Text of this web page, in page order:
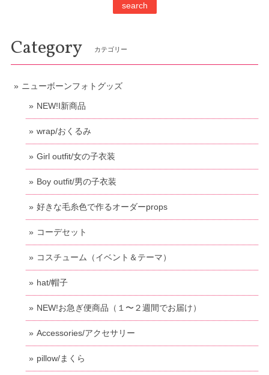
search
Category カテゴリー
ニューボーンフォトグッズ
NEW!I新商品
wrap/おくるみ
Girl outfit/女の子衣装
Boy outfit/男の子衣装
好きな毛糸色で作るオーダーprops
コーデセット
コスチューム（イベント＆テーマ）
hat/帽子
NEW!お急ぎ便商品（１〜２週間でお届け）
Accessories/アクセサリー
pillow/まくら